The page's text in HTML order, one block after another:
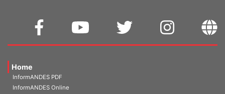
Home
InformANDES PDF
InformANDES Online